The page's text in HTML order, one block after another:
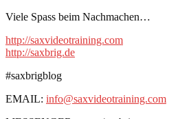
Viele Spass beim Nachmachen…
http://saxvideotraining.com
http://saxbrig.de
#saxbrigblog
EMAIL: info@saxvideotraining.com